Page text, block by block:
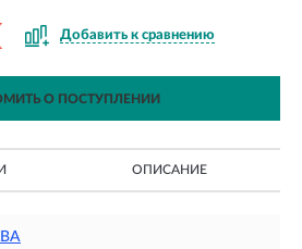
Добавить к сравнению
О ПОСТУПЛЕНИИ
ОПИСАНИЕ